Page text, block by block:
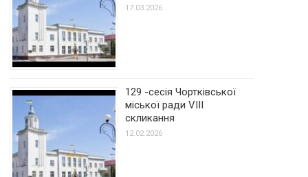
17.03.2026
129 -сесія Чортківської
міської ради VIII
скликання
12.02.2026